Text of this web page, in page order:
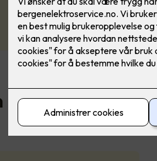
boligtiltak som